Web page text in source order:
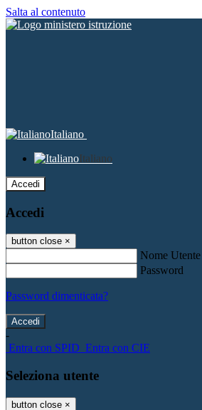
Salta al contenuto
Italiano
Italiano
Accedi
Accedi
button close ×
Nome Utente
Password
Password dimenticata?
-
Entra con SPID Entra con CIE
Seleziona utente
button close ×